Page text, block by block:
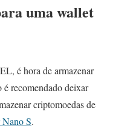
uma wallet
é hora de armazenar
é recomendado deixar
criptomoedas de
S.